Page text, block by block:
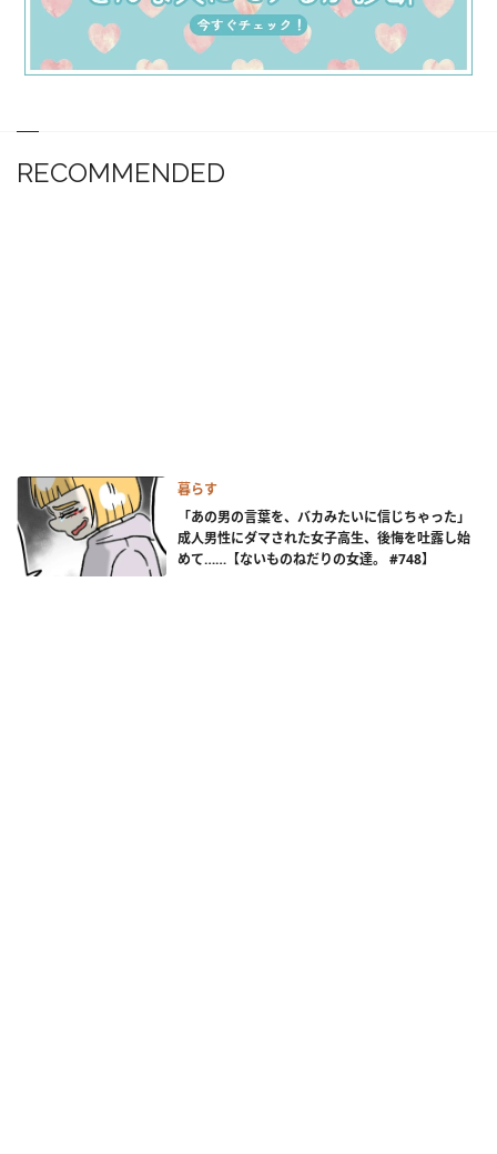
RECOMMENDED
暮らす
「あの男の言葉を、バカみたいに信じちゃった」
成人男性にダマされた女子高生、後悔を吐露し始
めて……【ないものねだりの女達。 #748】